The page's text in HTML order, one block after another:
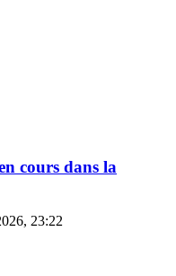
cours dans la
23:22